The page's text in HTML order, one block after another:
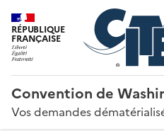
RÉPUBLIQUE
FRANÇAISE
Convention de
Vos demandes